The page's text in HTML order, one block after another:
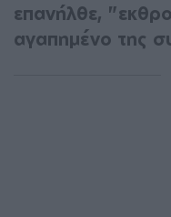
επανήλθε,
αγαπημένο της